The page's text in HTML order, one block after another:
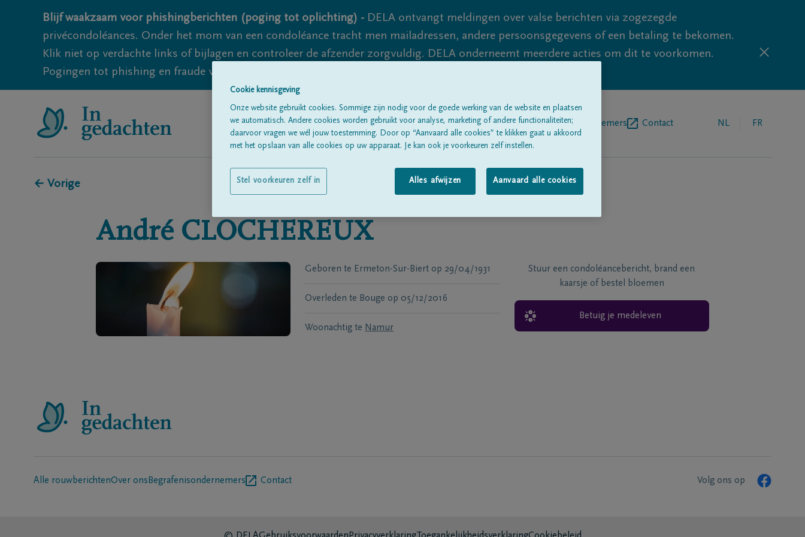
Blijf waakzaam voor phishingberichten (poging tot oplichting) - DELA ontvangt meldingen over valse berichten via zogezegde
privécondoléances. Onder het mom van een condoléance tracht men mailadressen, andere persoonsgegevens of een betaling te bekomen.
Klik niet op verdachte links of bijlagen en controleer de afzender zorgvuldig. DELA onderneemt meerdere acties om dit te voorkomen.
Pogingen tot phishing en fraude vallen echter nooit volledig uit te sluiten, dus blijf waakzaam.
Alle rouwberichten Over onsBegrafenisondernemers Contact NL FR
← Vorige
André CLOCHEREUX
Geboren te Ermeton-Sur-Biert op 29/04/1931
Overleden te Bouge op 05/12/2016
Woonachtig te Namur
Stuur een condoléancebericht, brand een
kaarsje of bestel bloemen
Betuig je medeleven
Alle rouwberichtenOver ons Begrafenisondernemers Contact Volg ons op
Cookie kennisgeving
Onze website gebruikt cookies. Sommige zijn nodig voor de goede werking van de website en plaatsen
we automatisch. Andere cookies worden gebruikt voor analyse, marketing of andere functionaliteiten;
daarvoor vragen we wél jouw toestemming. Door op “Aanvaard alle cookies” te klikken gaat u akkoord
met het opslaan van alle cookies op uw apparaat. Je kan ook je voorkeuren zelf instellen.
Alles afwijzen Aanvaard alle cookies
Stel voorkeuren zelf in